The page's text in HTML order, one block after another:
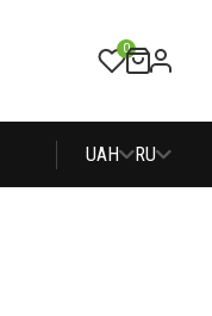
0
UAH RU